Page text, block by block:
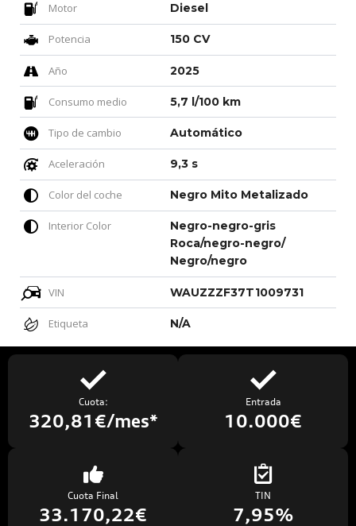
Motor Diesel
Potencia 150 CV
Año 2025
Consumo medio 5,7 l/100 km
Tipo de cambio Automático
Aceleración 9,3 s
Color del coche Negro Mito Metalizado
Interior Color
Negro-negro-gris
Roca/negro-negro/
Negro/negro
VIN WAUZZZF37T1009731
Etiqueta N/A
Cuota:
320,81€/mes*
Entrada
10.000€
Cuota Final
33.170,22€
TIN
7,95%